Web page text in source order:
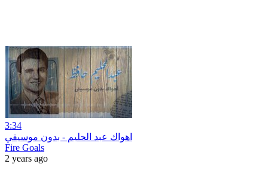
3:34
اهواك عبد الحليم - بدون موسيقي
Fire Goals
2 years ago